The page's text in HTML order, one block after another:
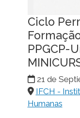
Ciclo
PPGCP-
21 de
IFCH -
Humanas